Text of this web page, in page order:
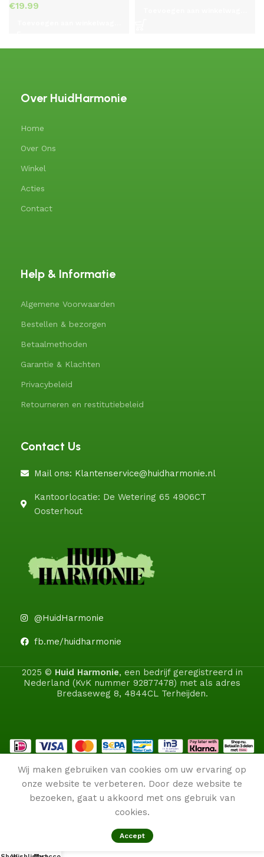
€
Over HuidHarmonie
Home
Over Ons
Winkel
Acties
Contact
Help & Informatie
Algemene Voorwaarden
Bestellen & bezorgen
Betaalmethoden
Garantie & Klachten
Privacybeleid
Retourneren en restitutiebeleid
Contact Us
Mail ons: Klantenservice@huidharmonie.nl
Kantoorlocatie: De Wetering 65 4906CT
Oosterhout
@HuidHarmonie
fb.me/huidharmonie
2025 © Huid Harmonie, een bedrijf geregistreerd in
Nederland (KvK nummer 92877478) met als adres
Bredaseweg 8, 4844CL Terheijden.
Wij maken gebruiken van cookies om uw ervaring op
onze website te verbeteren. Door deze website te
bezoeken, gaat u akkoord met ons gebruik van
cookies.
Accept
CeraVe Facial Moisturising Lotion AM SPF30 52ml